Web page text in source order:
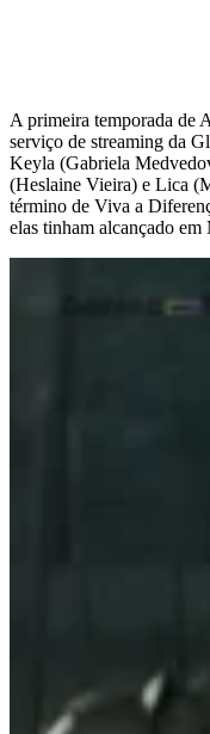
A primeira temporada de
serviço de streaming da
Keyla (Gabriela
(Heslaine Vieira) e Lica
término de Viva a
elas tinham alcançado